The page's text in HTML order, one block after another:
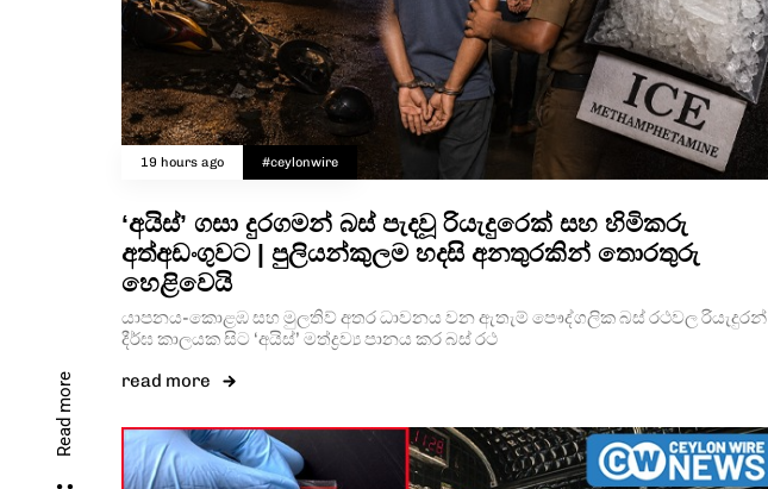
Read more
19 hours ago #ceylonwire
‘අයිස්’ ගසා දුරගමන් බස් පැදවූ රියැදුරෙක් සහ හිමිකරු
අත්අඩංගුවට | පුලියන්කුලම හදසි අනතුරකින් තොරතුරු
හෙළිවෙයි
යාපනය-කොළඹ සහ මුලතිව් අතර ධාවනය වන ඇතැම් පෞද්ගලික බස් රථවල රියැදුරන්
දීර්ඝ කාලයක සිට ‘අයිස්’ මත්ද්‍රව්‍ය පානය කර බස් රථ
read more